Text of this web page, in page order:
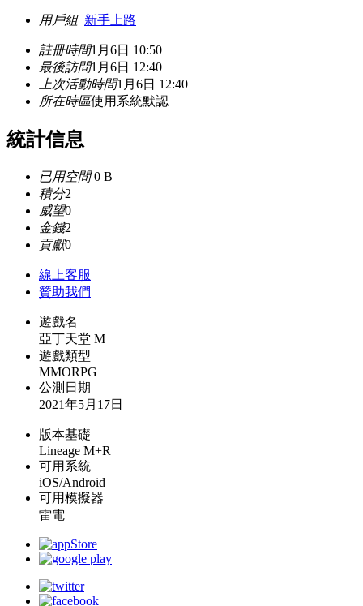
用戶組 新手上路
註冊時間1月6日 10:50
最後訪問1月6日 12:40
上次活動時間1月6日 12:40
所在時區使用系統默認
統計信息
已用空間0 B
積分2
威望0
金錢2
貢獻0
線上客服
贊助我們
遊戲名
亞丁天堂 M
遊戲類型
MMORPG
公測日期
2021年5月17日
版本基礎
Lineage M+R
可用系統
iOS/Android
可用模擬器
雷電